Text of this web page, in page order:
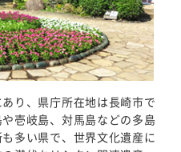
り、県庁所在地は長崎市で
壱岐島、対馬島などの多島
多い県で、世界文化遺産に